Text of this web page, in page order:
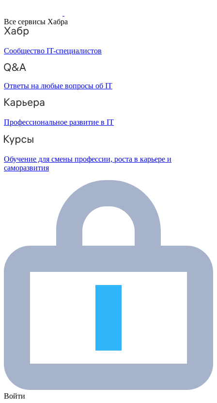
Все сервисы Хабра
Сообщество IT-специалистов
Ответы на любые вопросы об IT
Профессиональное развитие в IT
Обучение для смены профессии, роста в карьере и
саморазвития
Войти